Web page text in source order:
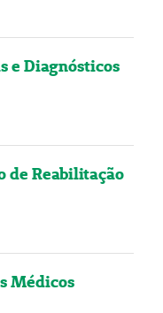
e Diagnósticos
de Reabilitação
Médicos